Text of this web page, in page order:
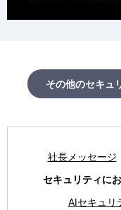
その他のセキュ
社長メッセージ
セキュリティに
AIセキュリ